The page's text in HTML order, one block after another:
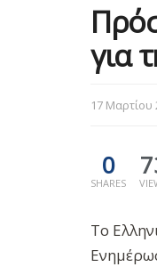
για
17 Μαρτίου
0
SHARES
Το